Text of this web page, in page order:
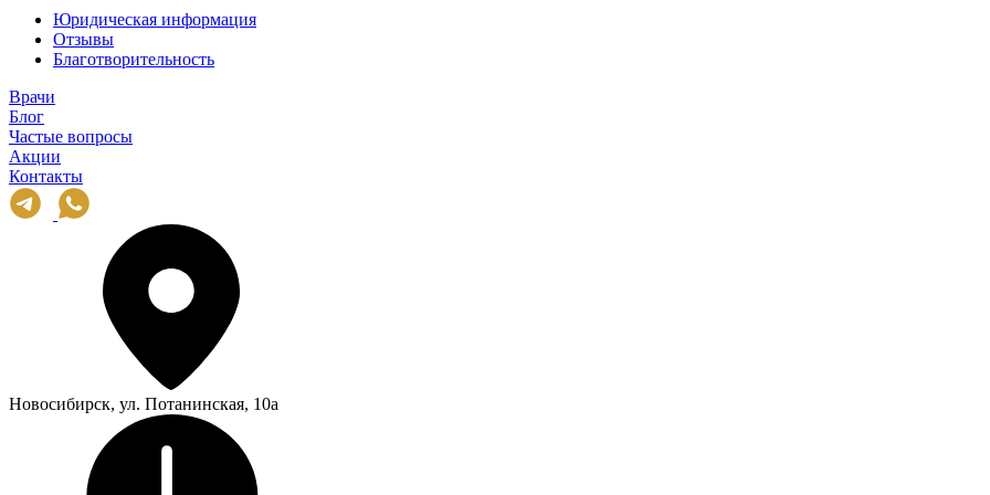
Юридическая информация
Отзывы
Благотворительность
Врачи
Блог
Частые вопросы
Акции
Контакты
Новосибирск, ул. Потанинская, 10а